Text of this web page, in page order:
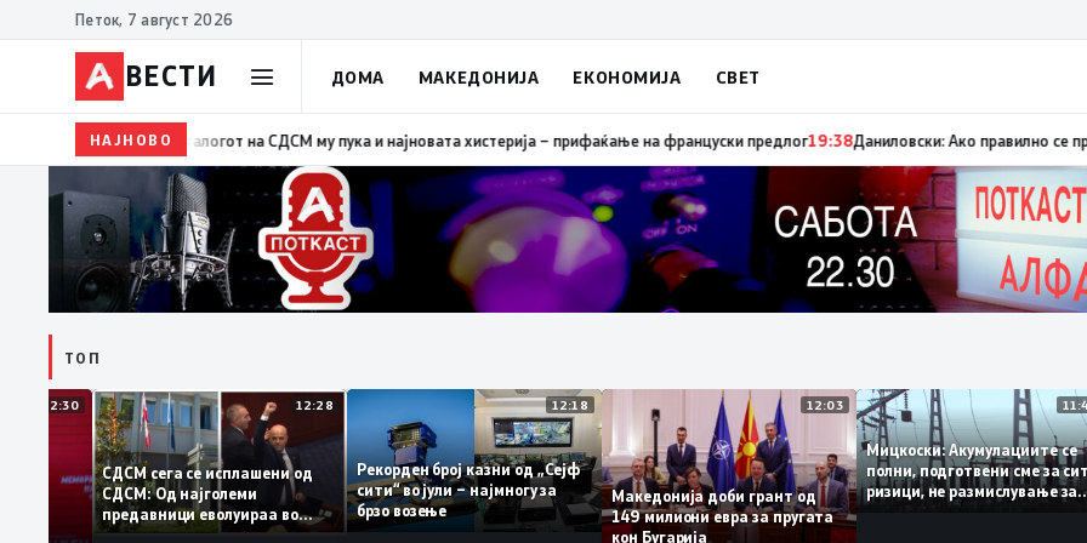
Петок, 7 август 2026
ВЕСТИ ДОМА МАКЕДОНИЈА ЕКОНОМИЈА СВЕТ
НАЈНОВО19:39ВМРО-ДПМНЕ: Како што му пукна меурот од сапуница „мигранти за пари“, така на талогот на СДСМ му пука и
ТОП
12:30
на
12:28
СДСМ сега се исплашени од
СДСМ: Од најголеми
предавници еволуираа во
најголеми патриоти
12:18
Рекорден број казни од „Сејф
сити“ во јули – најмногу за
брзо возење
12:03
Македонија доби грант од
149 милиони евра за пругата
кон Бугарија
Мицкоски: Акумулациите
полни, подготвени сме
ризици, не размислување
поскапување на струјата